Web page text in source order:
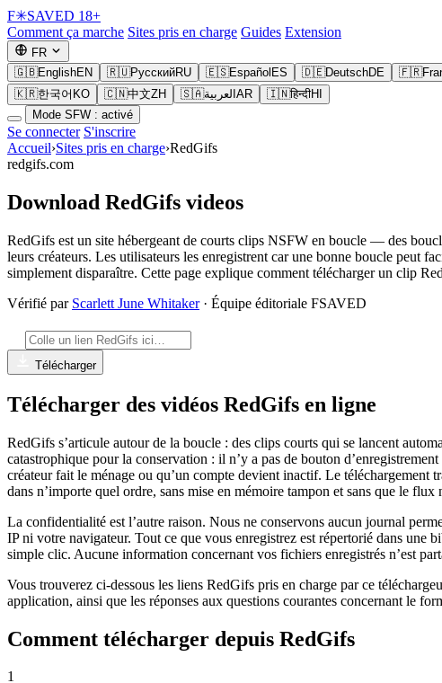
F✳SAVED 18+
Comment ça marche Sites pris en charge Guides Extension
FR
🇬🇧EnglishEN 🇷🇺РусскийRU 🇪🇸Español ES 🇩🇪DeutschDE 🇫🇷
🇰🇷한국어 KO 🇨🇳中文ZH 🇸🇦العربية AR 🇮🇳हिन्दीHI
Mode SFW : activé
Se connecter S'inscrire
Accueil›Sites pris en charge›RedGifs
redgifs.com
Download RedGifs videos
RedGifs est un site hébergeant de courts clips NSFW en boucle — des
leurs créateurs. Les utilisateurs les enregistrent car une bonne boucle peut
simplement disparaître. Cette page explique comment télécharger un clip
Vérifié par Scarlett June Whitaker· Équipe éditoriale FSAVED
Télécharger
Télécharger des vidéos RedGifs en ligne
RedGifs s’articule autour de la boucle : des clips courts qui se lancent
catastrophique pour la conservation : il n’y a pas de bouton
créateur fait le ménage ou qu’un compte devient inactif. Le
dans n’importe quel ordre, sans mise en mémoire tampon et sans que le flux
La confidentialité est l’autre raison. Nous ne conservons aucun journal
IP ni votre navigateur. Tout ce que vous enregistrez est répertorié dans une
simple clic. Aucune information concernant vos fichiers enregistrés n’est
Vous trouverez ci-dessous les liens RedGifs pris en charge par ce
application, ainsi que les réponses aux questions courantes concernant le
Comment télécharger depuis RedGifs
1